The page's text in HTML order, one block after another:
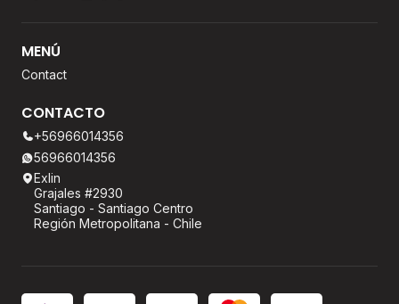
MENÚ
Contact
CONTACTO
+56966014356
56966014356
Exlin
Grajales #2930
Santiago - Santiago Centro
Región Metropolitana - Chile